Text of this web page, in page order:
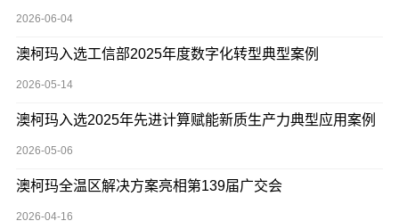
2026-06-04
澳柯玛入选工信部2025年度数字化转型典型案例
2026-05-14
澳柯玛入选2025年先进计算赋能新质生产力典型应用案例
2026-05-06
澳柯玛全温区解决方案亮相第139届广交会
2026-04-16